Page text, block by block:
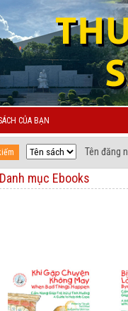
CỦA BẠN
Tên đăng
Danh mục Ebooks